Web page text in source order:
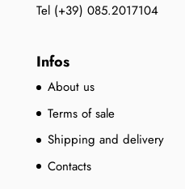
Tel (+39) 085.2017104
Infos
About us
Terms of sale
Shipping and delivery
Contacts